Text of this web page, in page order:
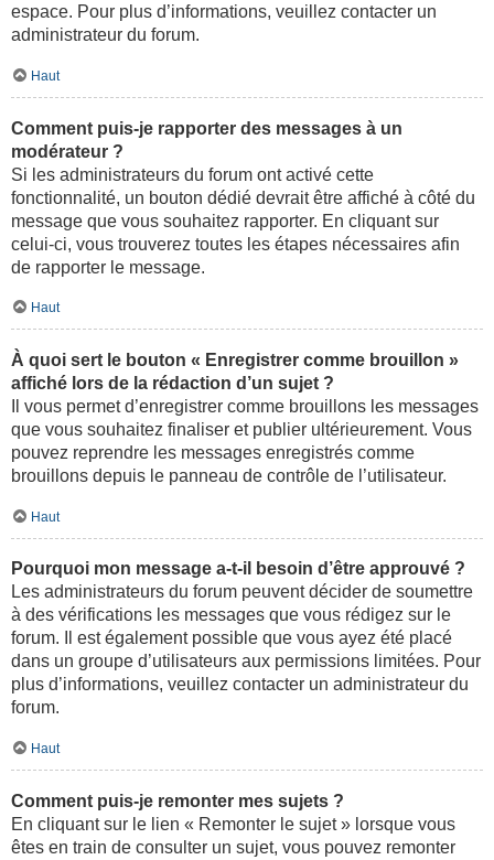
espace. Pour plus d’informations, veuillez contacter un
administrateur du forum.
Haut
Comment puis-je rapporter des messages à un
modérateur ?
Si les administrateurs du forum ont activé cette
fonctionnalité, un bouton dédié devrait être affiché à côté du
message que vous souhaitez rapporter. En cliquant sur
celui-ci, vous trouverez toutes les étapes nécessaires afin
de rapporter le message.
Haut
À quoi sert le bouton « Enregistrer comme brouillon »
affiché lors de la rédaction d’un sujet ?
Il vous permet d’enregistrer comme brouillons les messages
que vous souhaitez finaliser et publier ultérieurement. Vous
pouvez reprendre les messages enregistrés comme
brouillons depuis le panneau de contrôle de l’utilisateur.
Haut
Pourquoi mon message a-t-il besoin d’être approuvé ?
Les administrateurs du forum peuvent décider de soumettre
à des vérifications les messages que vous rédigez sur le
forum. Il est également possible que vous ayez été placé
dans un groupe d’utilisateurs aux permissions limitées. Pour
plus d’informations, veuillez contacter un administrateur du
forum.
Haut
Comment puis-je remonter mes sujets ?
En cliquant sur le lien « Remonter le sujet » lorsque vous
êtes en train de consulter un sujet, vous pouvez remonter